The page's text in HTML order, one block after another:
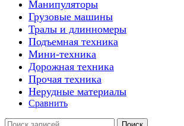
Манипуляторы
Грузовые машины
Тралы и длинномеры
Подъемная техника
Мини-техника
Дорожная техника
Прочая техника
Нерудные материалы
Сравнить